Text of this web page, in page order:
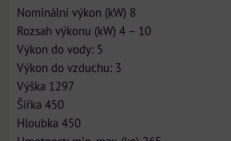
Nominální výkon (kW) 8
Rozsah výkonu (kW) 4 – 10
Výkon do vody: 5
Výkon do vzduchu: 3
Výška 1297
Šířka 450
Hloubka 450